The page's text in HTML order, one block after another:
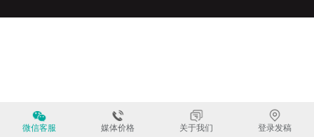
微信客服 媒体价格 关于我们 登录发稿